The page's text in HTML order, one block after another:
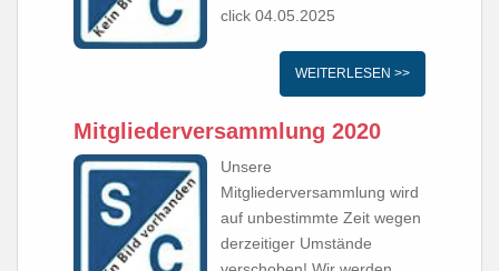
click 04.05.2025
WEITERLESEN >>
Mitgliederversammlung 2020
Unsere
Mitgliederversammlung wird
auf unbestimmte Zeit wegen
derzeitiger Umstände